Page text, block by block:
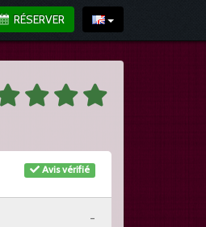
RÉSERVER
Avis vérifié
-